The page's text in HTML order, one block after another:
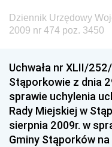
Dziennik Urzędowy
Dziennik Urzędowy
Regionalnej
Dziennik Urzędowy
Dziennik Urzędowy
Dziennik Urzędowy
Dziennik Urzędowy
2009 nr 474 poz. 3450
Uchwała nr XLII/
Stąporkowie z dnia
sprawie uchylenia
Rady Miejskiej w
sierpnia 2009r. w
Gminy Stąporków na